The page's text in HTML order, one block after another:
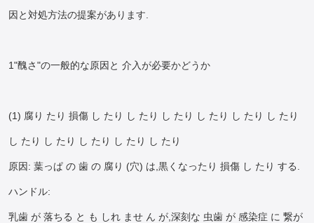
因と対処方法の提案があります.
1"醜さ"の一般的な原因と 介入が必要かどうか
(1) 腐り たり 損傷 し たり し たり し たり し たり し たり し たり
し たり し たり し たり し たり し たり
原因: 葉っぱ の 歯 の 腐り (穴) は,黒くなったり 損傷 し たり する.
ハンドル:
乳歯 が 落ちる と も しれ ませ ん が,深刻な 虫歯 が 感染症 に 繋が